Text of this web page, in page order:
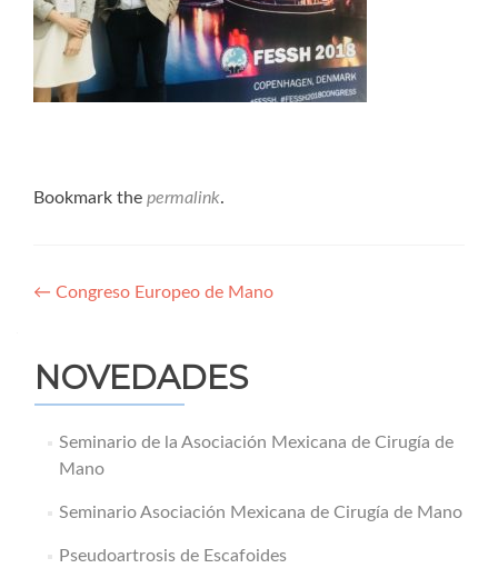
Bookmark the permalink.
Navegación
entradas
← Congreso Europeo de Mano
NOVEDADES
Seminario de la Asociación Mexicana de Cirugía de
Mano
Seminario Asociación Mexicana de Cirugía de Mano
Pseudoartrosis de Escafoides